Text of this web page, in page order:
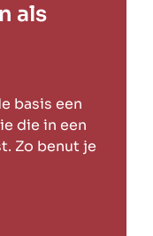
als
basis een
die in een
Zo benut je